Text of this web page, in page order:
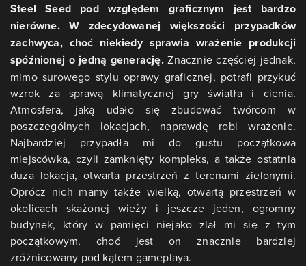
Steel Seed pod względem graficznym jest bardzo
nierówne. W zdecydowanej większości przypadków
zachwyca, choć niekiedy sprawia wrażenie produkcji
spóźnionej o jedną generację.Znacznie częściej jednak,
mimo surowego stylu oprawy graficznej, potrafi przykuć
wzrok za sprawą klimatycznej gry światła i cienia.
Atmosfera, jaką udało się zbudować twórcom w
poszczególnych lokacjach, naprawdę robi wrażenie.
Najbardziej przypadła mi do gustu początkowa
miejscówka, czyli zamknięty kompleks, a także ostatnia
duża lokacja, otwarta przestrzeń z terenami zielonymi.
Oprócz nich mamy także wielką, otwartą przestrzeń w
okolicach skażonej wieży i jeszcze jeden, ogromny
budynek, który w pamięci niejako zlał mi się z tym
początkowym, choć jest on znacznie bardziej
zróżnicowany pod kątem gameplaya.